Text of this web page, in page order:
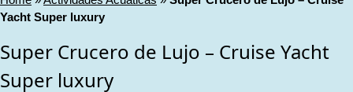
Yacht Super luxury
Super Crucero de Lujo – Cruise Yacht
Super luxury